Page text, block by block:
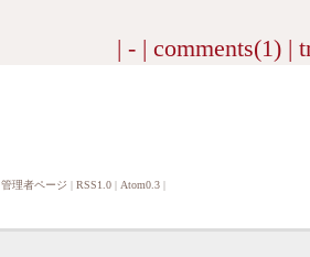
| - | comments(1) |
管理者ページ | RSS1.0| Atom0.3|